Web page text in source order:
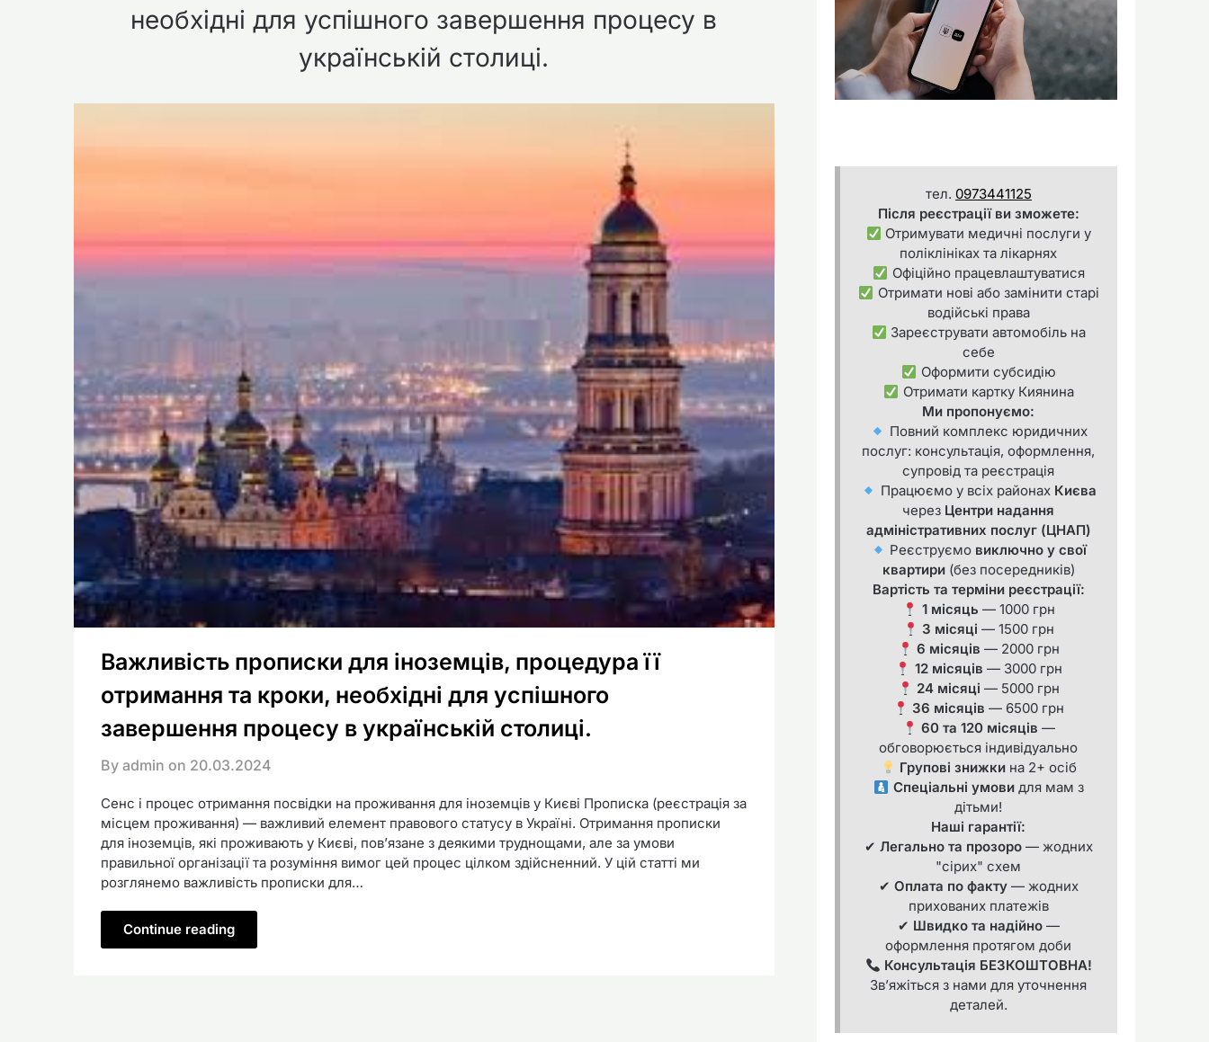
необхідні для успішного завершення процесу в
українській столиці.
Важливість прописки для іноземців, процедура її
отримання та кроки, необхідні для успішного
завершення процесу в українській столиці.
By admin on 20.03.2024
Сенс і процес отримання посвідки на проживання для іноземців у Києві Прописка (реєстрація за
місцем проживання) — важливий елемент правового статусу в Україні. Отримання прописки
для іноземців, які проживають у Києві, пов’язане з деякими труднощами, але за умови
правильної організації та розуміння вимог цей процес цілком здійсненний. У цій статті ми
розглянемо важливість прописки для…
Continue reading
тел. 0973441125
Після реєстрації ви зможете:
Отримувати медичні послуги у
поліклініках та лікарнях
Офіційно працевлаштуватися
Отримати нові або замінити старі
водійські права
Зареєструвати автомобіль на
себе
Оформити субсидію
Отримати картку Киянина
Ми пропонуємо:
Повний комплекс юридичних
послуг: консультація, оформлення,
супровід та реєстрація
Працюємо у всіх районах Києва
через Центри надання
адміністративних послуг (ЦНАП)
Реєструємо виключно у свої
квартири(без посередників)
Вартість та терміни реєстрації:
1 місяць — 1000 грн
3 місяці — 1500 грн
6 місяців — 2000 грн
12 місяців — 3000 грн
24 місяці — 5000 грн
36 місяців — 6500 грн
60 та 120 місяців —
обговорюється індивідуально
Групові знижки на 2+ осіб
Спеціальні умовидля мам з
дітьми!
Наші гарантії:
✔ Легально та прозоро— жодних
"сірих" схем
✔ Оплата по факту— жодних
прихованих платежів
✔ Швидко та надійно—
оформлення протягом доби
Консультація БЕЗКОШТОВНА!
Зв’яжіться з нами для уточнення
деталей.